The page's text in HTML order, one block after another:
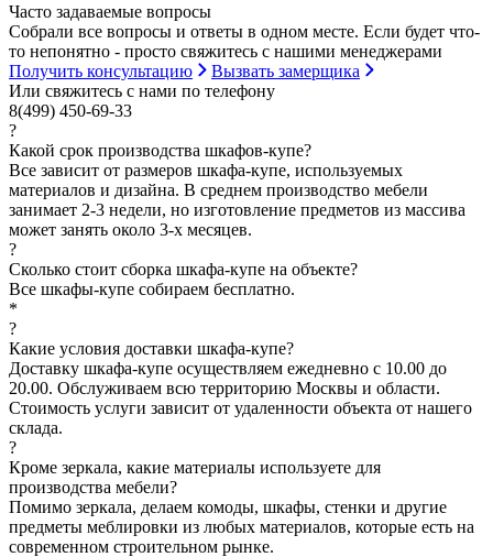
Часто задаваемые вопросы
Собрали все вопросы и ответы в одном месте. Если будет что-
то непонятно - просто свяжитесь с нашими менеджерами
Получить консультацию
Вызвать замерщика
Или свяжитесь с нами по телефону
8(499) 450-69-33
?
Какой срок производства шкафов-купе?
Все зависит от размеров шкафа-купе, используемых
материалов и дизайна. В среднем производство мебели
занимает 2-3 недели, но изготовление предметов из массива
может занять около 3-х месяцев.
?
Сколько стоит сборка шкафа-купе на объекте?
Все шкафы-купе собираем бесплатно.
*
?
Какие условия доставки шкафа-купе?
Доставку шкафа-купе осуществляем ежедневно с 10.00 до
20.00. Обслуживаем всю территорию Москвы и области.
Стоимость услуги зависит от удаленности объекта от нашего
склада.
?
Кроме зеркала, какие материалы используете для
производства мебели?
Помимо зеркала, делаем комоды, шкафы, стенки и другие
предметы меблировки из любых материалов, которые есть на
современном строительном рынке.